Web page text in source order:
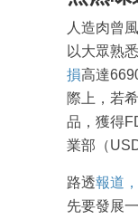
人造肉曾
以大眾熟
損高達
際上，若
品，獲得
業部（
路透報道 ，
先要發展